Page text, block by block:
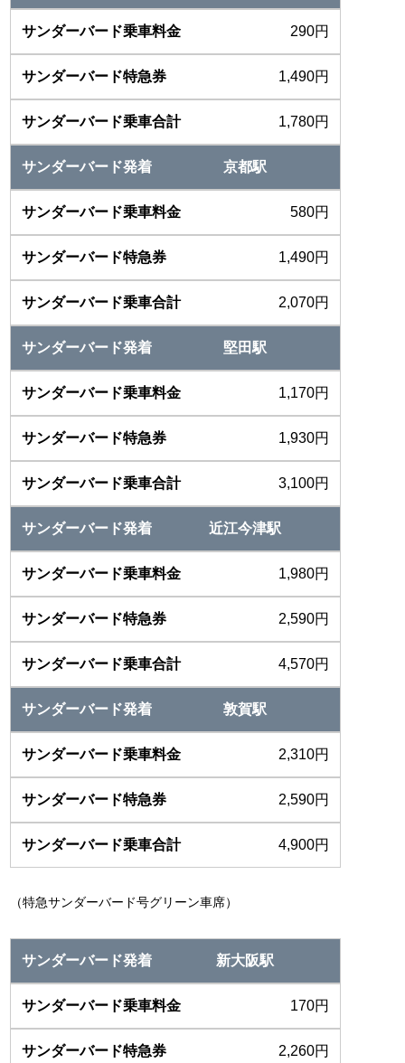
290円
1,490円
1,780円
京都駅
580円
1,490円
2,070円
堅田駅
1,170円
1,930円
3,100円
近江今津駅
1,980円
2,590円
4,570円
敦賀駅
2,310円
2,590円
4,900円
（特急サンダーバード号グリーン車席）
新大阪駅
170円
2,260円